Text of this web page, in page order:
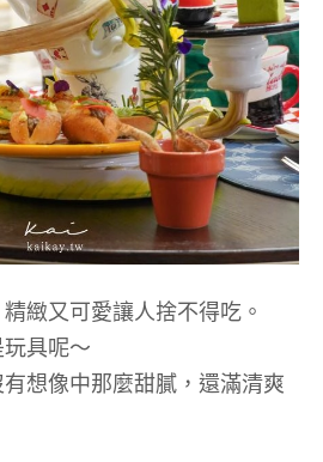
緻又可愛讓人捨不得吃。
具呢～
想像中那麼甜膩，還滿清爽